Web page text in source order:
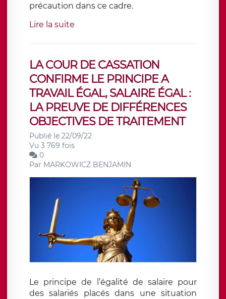
précaution dans ce cadre.
Lire la suite
LA COUR DE CASSATION
CONFIRME LE PRINCIPE A
TRAVAIL ÉGAL, SALAIRE ÉGAL :
LA PREUVE DE DIFFÉRENCES
OBJECTIVES DE TRAITEMENT
Publié le 22/09/22
Vu 3 769 fois
0
Par MARKOWICZ BENJAMIN
Le principe de l’égalité de salaire pour
des salariés placés dans une situation